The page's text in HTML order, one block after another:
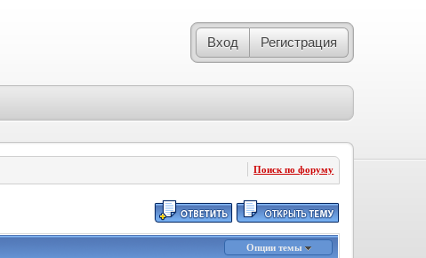
Вход Регистрация
Поиск по форуму
Опции темы